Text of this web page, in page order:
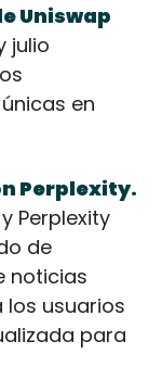
Uniswap
julio
en
Perplexity.
Perplexity
de
noticias
los usuarios
para